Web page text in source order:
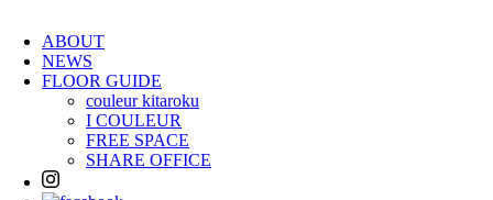
ABOUT
NEWS
FLOOR GUIDE
couleur kitaroku
I COULEUR
FREE SPACE
SHARE OFFICE